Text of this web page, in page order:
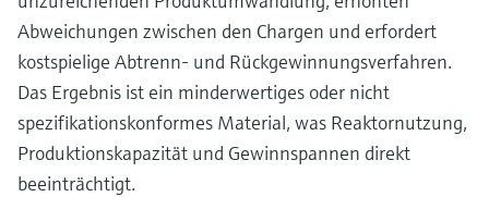
Abweichungen zwischen den Chargen und erfordert
kostspielige Abtrenn- und Rückgewinnungsverfahren.
Das Ergebnis ist ein minderwertiges oder nicht
spezifikationskonformes Material, was Reaktornutzung,
Produktionskapazität und Gewinnspannen direkt
beeinträchtigt.